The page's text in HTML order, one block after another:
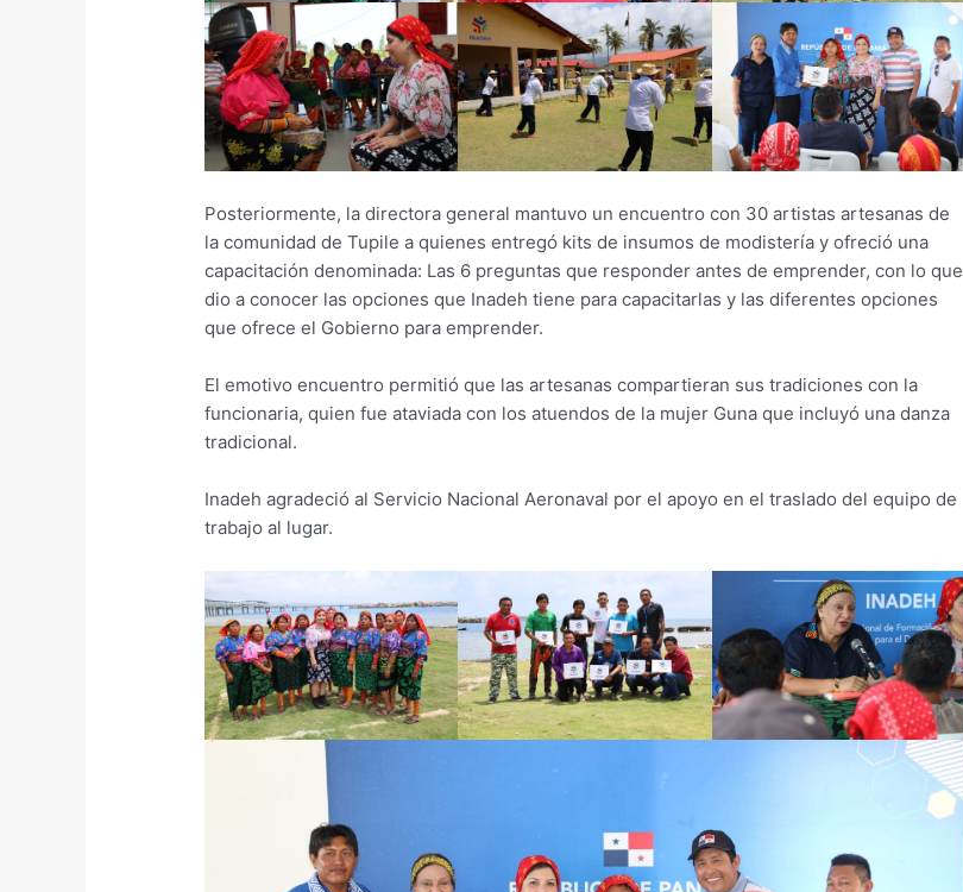
Posteriormente, la directora general mantuvo un encuentro con 30 artistas artesanas de
la comunidad de Tupile a quienes entregó kits de insumos de modistería y ofreció una
capacitación denominada: Las 6 preguntas que responder antes de emprender, con lo que
dio a conocer las opciones que Inadeh tiene para capacitarlas y las diferentes opciones
que ofrece el Gobierno para emprender.
El emotivo encuentro permitió que las artesanas compartieran sus tradiciones con la
funcionaria, quien fue ataviada con los atuendos de la mujer Guna que incluyó una danza
tradicional.
Inadeh agradeció al Servicio Nacional Aeronaval por el apoyo en el traslado del equipo de
trabajo al lugar.